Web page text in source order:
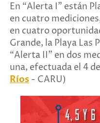
En “Alerta I” están
en cuatro
en cuatro
Grande, la Playa Las
“Alerta II” en dos
una, efectuada el 4
Ríos - CARU)